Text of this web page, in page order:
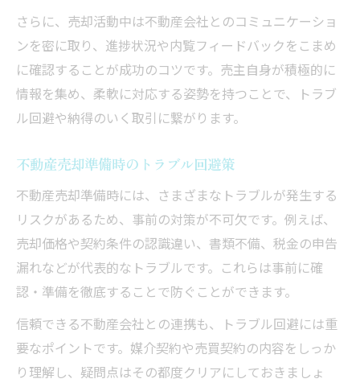
さらに、売却活動中は不動産会社とのコミュニケーショ
ンを密に取り、進捗状況や内覧フィードバックをこまめ
に確認することが成功のコツです。売主自身が積極的に
情報を集め、柔軟に対応する姿勢を持つことで、トラブ
ル回避や納得のいく取引に繋がります。
不動産売却準備時のトラブル回避策
不動産売却準備時には、さまざまなトラブルが発生する
リスクがあるため、事前の対策が不可欠です。例えば、
売却価格や契約条件の認識違い、書類不備、税金の申告
漏れなどが代表的なトラブルです。これらは事前に確
認・準備を徹底することで防ぐことができます。
信頼できる不動産会社との連携も、トラブル回避には重
要なポイントです。媒介契約や売買契約の内容をしっか
り理解し、疑問点はその都度クリアにしておきましょ